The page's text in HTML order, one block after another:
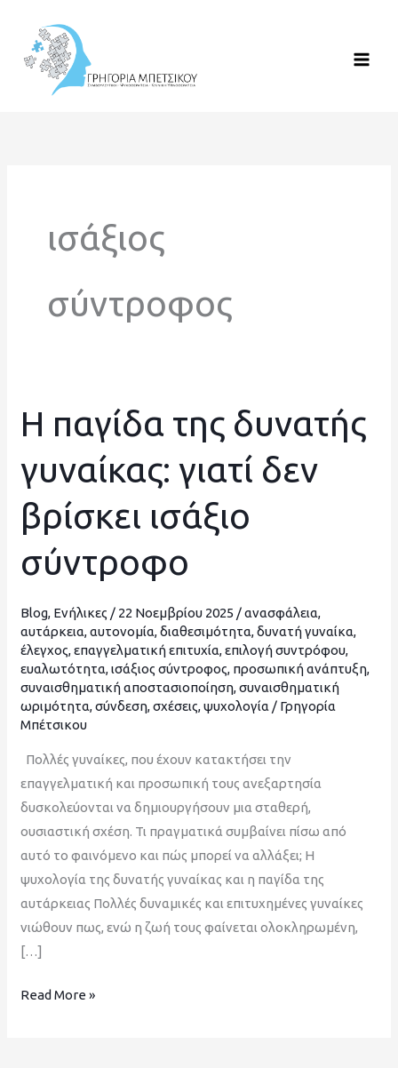
περιεχόμενο
ισάξιος
σύντροφος
Η παγίδα της δυνατής
γυναίκας: γιατί δεν
βρίσκει ισάξιο
σύντροφο
Blog, Ενήλικες / 22 Νοεμβρίου 2025 /ανασφάλεια,
αυτάρκεια,αυτονομία,διαθεσιμότητα,δυνατή γυναίκα,
έλεγχος,επαγγελματική επιτυχία,επιλογή συντρόφου,
ευαλωτότητα,ισάξιος σύντροφος, προσωπική ανάπτυξη,
συναισθηματική αποστασιοποίηση,συναισθηματική
ωριμότητα,σύνδεση,σχέσεις,ψυχολογία / Γρηγορία
Μπέτσικου
Πολλές γυναίκες, που έχουν κατακτήσει την
επαγγελματική και προσωπική τους ανεξαρτησία
δυσκολεύονται να δημιουργήσουν μια σταθερή,
ουσιαστική σχέση. Τι πραγματικά συμβαίνει πίσω από
αυτό το φαινόμενο και πώς μπορεί να αλλάξει; Η
ψυχολογία της δυνατής γυναίκας και η παγίδα της
αυτάρκειας Πολλές δυναμικές και επιτυχημένες γυναίκες
νιώθουν πως, ενώ η ζωή τους φαίνεται ολοκληρωμένη,
[…]
Η
παγίδα
δυνατής
γυναίκας:
γιατί
δεν
βρίσκει
ισάξιο
σύντροφο
Read More »